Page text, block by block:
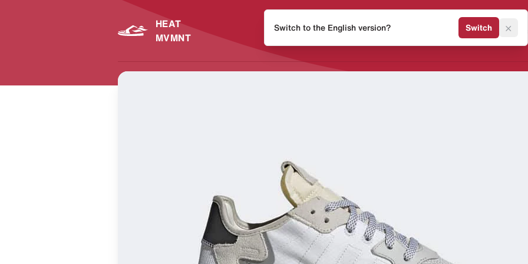
HEAT
MVMNT
Release Kalender Sneaker
Switch to the English version? Switch ×